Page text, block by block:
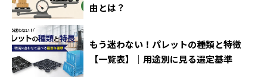
由とは？
もう迷わない！パレットの種類と特徴
【一覧表】｜用途別に見る選定基準